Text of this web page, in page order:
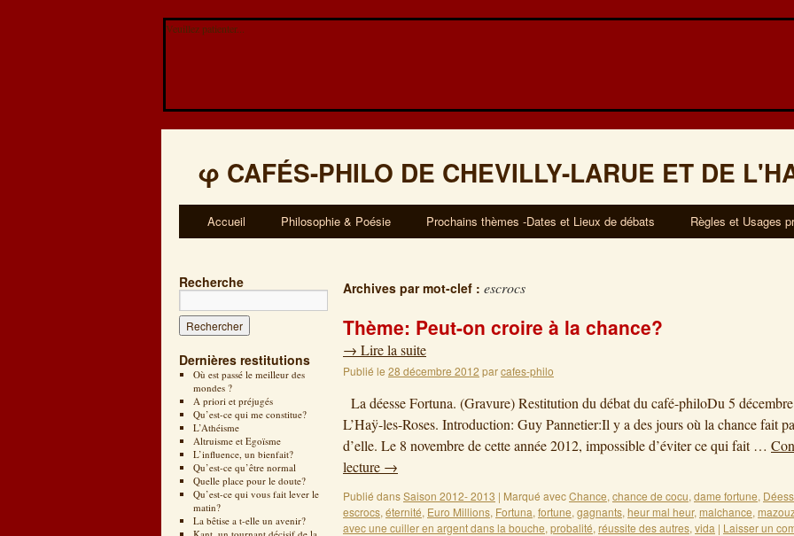
Veuillez patienter...
φ CAFÉS-PHILO DE CHEVILLY-LARUE ET DE
Accueil Philosophie & Poésie Prochains thèmes -Dates et Lieux de débats Règles et Usages
Recherche
Dernières restitutions
Où est passé le meilleur des
mondes ?
A priori et préjugés
Qu’est-ce qui me constitue?
L’Athéisme
Altruisme et Egoïsme
L’influence, un bienfait?
Qu’est-ce qu’être normal
Quelle place pour le doute?
Qu’est-ce qui vous fait lever le
matin?
La bêtise a t-elle un avenir?
Archives par mot-clef : escrocs
Thème: Peut-on croire à la chance?
→ Lire la suite
Publié le 28 décembre 2012 parcafes-philo
La déesse Fortuna. (Gravure) Restitution du débat du café-philoDu 5
L’Haÿ-les-Roses. Introduction: Guy Pannetier:Il y a des jours où la chance fait
d’elle. Le 8 novembre de cette année 2012, impossible d’éviter ce qui fait …
lecture →
Publié dansSaison 2012- 2013 | Marqué avecChance, chance de cocu, dame fortune,
escrocs, éternité, Euro Millions, Fortuna, fortune, gagnants, heur mal heur, malchance,
avec une cuiller en argent dans la bouche, probalité, réussite des autres, vida | Laisser un